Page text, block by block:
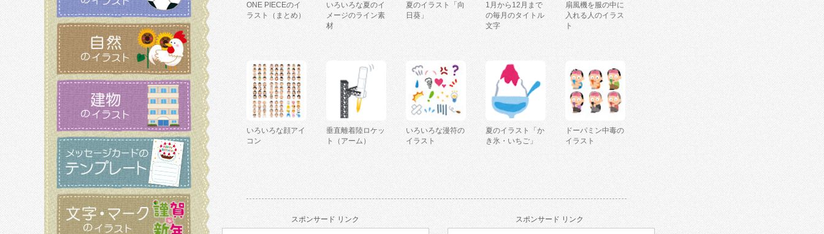
ONE PIECEのイ
ラスト（まとめ）
いろいろな夏のイ
メージのライン素
材
夏のイラスト「向
日葵」
1月から12月まで
の毎月のタイトル
文字
扇風機を服の中に
入れる人のイラス
ト
いろいろな顔アイ
コン
垂直離着陸ロケッ
ト（アーム）
いろいろな漫符の
イラスト
夏のイラスト「か
き氷・いちご」
ドーパミン中毒の
イラスト
スポンサード リンク スポンサード リンク